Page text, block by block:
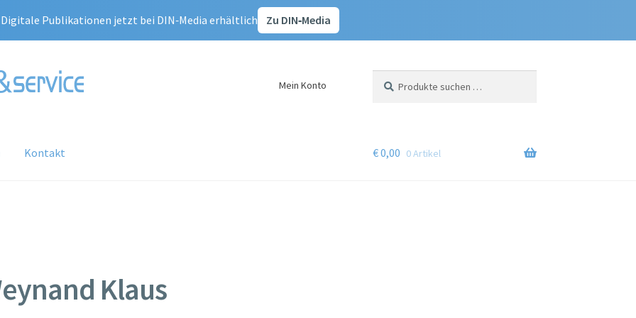
Digitale Publikationen jetzt bei DIN‑Media erhältlich Zu DIN‑Media
Mein Konto
nach:
Kontakt
Verlags- und Service GmbH
€0,00 0 Artikel
Klaus